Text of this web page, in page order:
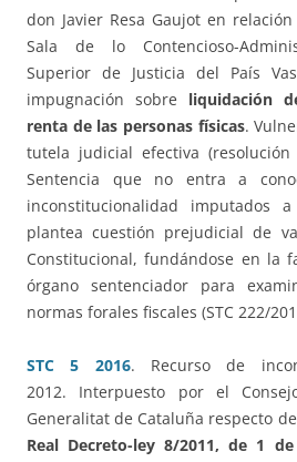
don Javier Resa Gaujot en
Sala de lo Contencioso-
Superior de Justicia del País
impugnación sobre liquidación
renta de las personas físicas.
tutela judicial efectiva
Sentencia que no entra a
inconstitucionalidad imputados
plantea cuestión prejudicial de
Constitucional, fundándose en la
órgano sentenciador para
normas forales fiscales (STC 222/
STC 5 2016. Recurso de
2012. Interpuesto por el
Generalitat de Cataluña respecto
Real Decreto-ley 8/2011, de 1